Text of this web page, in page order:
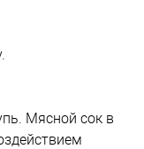
Мясной сок в